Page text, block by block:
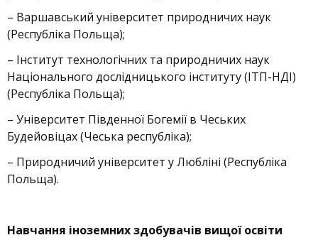
– Варшавський університет природничих наук
(Республіка Польща);
– Інститут технологічних та природничих наук
Національного дослідницького інституту (ІТП-НДІ)
(Республіка Польща);
– Університет Південної Богемії в Чеських
Будейовіцах (Чеська республіка);
– Природничий університет у Любліні (Республіка
Польща).
Навчання іноземних здобувачів вищої освіти